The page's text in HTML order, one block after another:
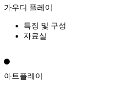
가우디 플레이
특징 및 구성
자료실
아트플레이